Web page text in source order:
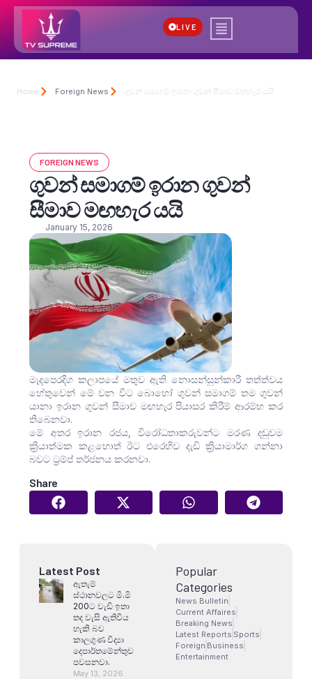
LIVE
Home Foreign News ගුවන් සමාගම් ඉරාන ගුවන් සීමාව මඟහැර යයි
FOREIGN NEWS
ගුවන් සමාගම් ඉරාන ගුවන්
සීමාව මඟහැර යයි
January 15, 2026
මැදපෙරදිග කලාපයේ මතුව ඇති නොසන්සුන්කාරී තත්ත්වය
හේතුවෙන් මේ වන විට බොහෝ ගුවන් සමාගම් තම ගුවන්
යානා ඉරාන ගුවන් සීමාව මඟහැර පියාසර කිරීම් ආරම්භ කර
තිබෙනවා.
මේ අතර ඉරාන රජය, විරෝධතාකරුවන්ට මරණ දඬුවම
ක්‍රියාත්මක කළහොත් ඊට එරෙහිව දැඩි ක්‍රියාමාර්ග ගන්නා
බවට ට්‍රම්ප් තර්ජනය කරනවා.
Share
Latest Post
ඇතැම්
ස්ථානවලට මි.මි
200ට වැඩි ඉතා
තද වැසි ඇතිවිය
හැකි බව
කාලගුණ විද්‍යා
දෙපාර්තමේන්තුව
පවසනවා.
May 13, 2026
Popular
Categories
News Bulletin
Current Affaires
Breaking News
Latest Reports Sports
Foreign Business
Entertainment